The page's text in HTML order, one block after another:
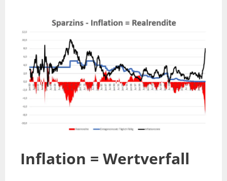
Inflation = Wertverfall